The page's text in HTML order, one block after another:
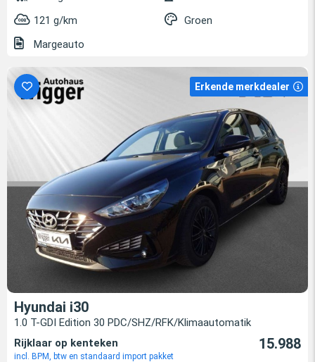
121 g/km
Groen
Margeauto
Erkende merkdealer
Hyundai i30
1.0 T-GDI Edition 30 PDC/SHZ/RFK/Klimaautomatik
Rijklaar op kenteken
incl. BPM, btw en standaard import pakket
15.988